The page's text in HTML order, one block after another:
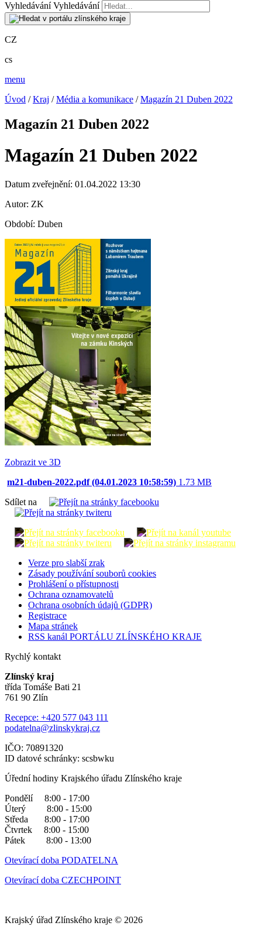
Vyhledávání Vyhledávání
CZ
cs
menu
Úvod /Kraj /Média a komunikace /Magazín 21 Duben 2022
Magazín 21 Duben 2022
Magazín 21 Duben 2022
Datum zveřejnění: 01.04.2022 13:30
Autor: ZK
Období: Duben
Zobrazit ve 3D
m21-duben-2022.pdf (04.01.2023 10:58:59) 1.73 MB
Sdílet na
Verze pro slabší zrak
Zásady používání souborů cookies
Prohlášení o přístupnosti
Ochrana oznamovatelů
Ochrana osobních údajů (GDPR)
Registrace
Mapa stránek
RSS kanál PORTÁLU ZLÍNSKÉHO KRAJE
Rychlý kontakt
Zlínský kraj
třída Tomáše Bati 21
761 90 Zlín
Recepce: +420 577 043 111
podatelna@zlinskykraj.cz
IČO: 70891320
ID datové schránky: scsbwku
Úřední hodiny Krajského úřadu Zlínského kraje
Pondělí 8:00 - 17:00
Úterý 8:00 - 15:00
Středa 8:00 - 17:00
Čtvrtek 8:00 - 15:00
Pátek 8:00 - 13:00
Otevírací doba PODATELNA
Otevírací doba CZECHPOINT
Krajský úřad Zlínského kraje © 2026